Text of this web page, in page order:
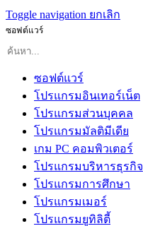
Toggle navigation ยกเลิก
ซอฟต์แวร์
ซอฟต์แวร์
โปรแกรมอินเทอร์เน็ต
โปรแกรมส่วนบุคคล
โปรแกรมมัลติมีเดีย
เกม PC คอมพิวเตอร์
โปรแกรมบริหารธุรกิจ
โปรแกรมการศึกษา
โปรแกรมเมอร์
โปรแกรมยูทิลิตี้